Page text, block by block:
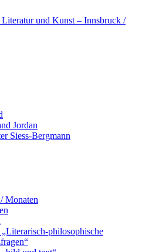
Jordan
Siess-Bergmann
Monaten
philosophische